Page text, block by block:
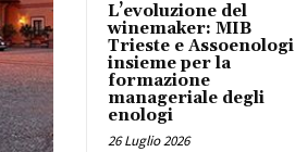
L’evoluzione del
winemaker: MIB
Trieste e Assoenologi
insieme per la
formazione
manageriale degli
enologi
26 Luglio 2026